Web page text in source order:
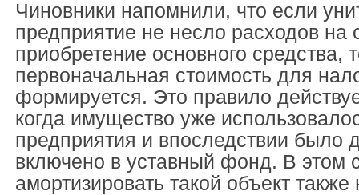
Чиновники напомнили, что если
предприятие не несло расходов на
приобретение основного средства,
первоначальная стоимость для
формируется. Это правило
когда имущество уже
предприятия и впоследствии было
включено в уставный фонд. В этом
амортизировать такой объект также